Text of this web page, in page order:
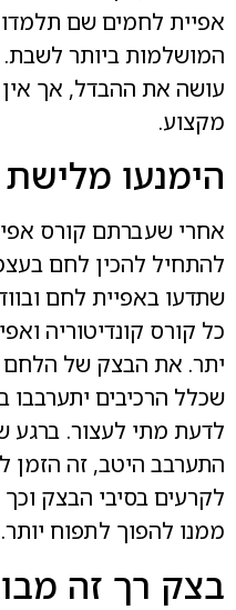
אפיית לחמים שם
המושלמות ביותר לשבת.
עושה את ההבדל, אך
מקצוע.
הימנעו
אחרי שעברתם קורס
להתחיל להכין לחם
שתדעו באפיית לחם
כל קורס קונדיטוריה
יתר. את הבצק של הלחם
שכלל הרכיבים
לדעת מתי לעצור. ברגע
התערבב היטב, זה הזמן
לקרעים בסיבי הבצק
ממנו להפוך לתפוח
בצק רך זה